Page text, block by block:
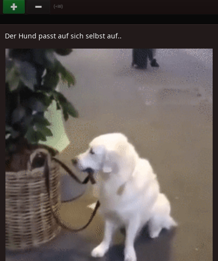
(+88)
Der Hund passt auf sich selbst auf..